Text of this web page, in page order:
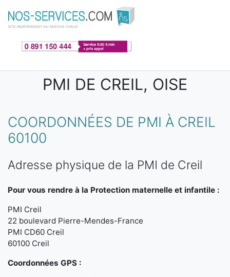
Aller au contenu principal
PMI DE CREIL, OISE
COORDONNÉES DE PMI À CREIL
60100
Adresse physique de la PMI de Creil
Pour vous rendre à la Protection maternelle et infantile :
PMI Creil
22 boulevard Pierre-Mendes-France
PMI CD60 Creil
60100 Creil
Coordonnées GPS :